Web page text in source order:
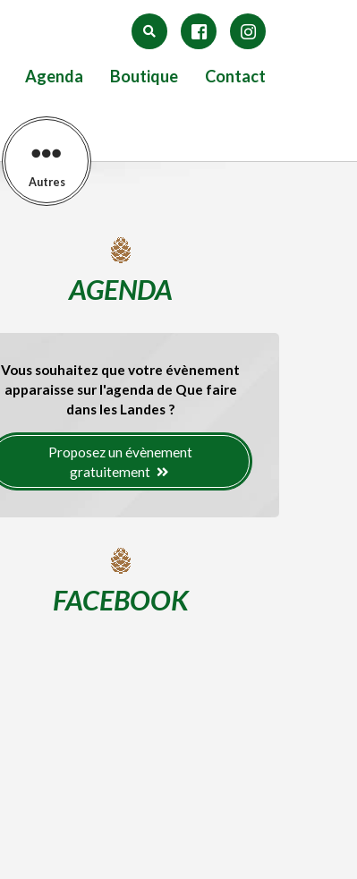
Agenda Boutique Contact
Autres
AGENDA
Vous souhaitez que votre évènement
apparaisse sur l'agenda de Que faire
dans les Landes ?
Proposez un évènement
gratuitement
FACEBOOK